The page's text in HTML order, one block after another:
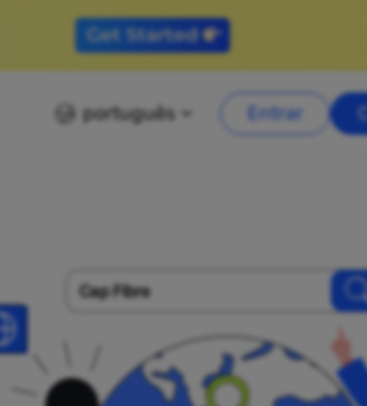
português Entrar
Cap Fibre